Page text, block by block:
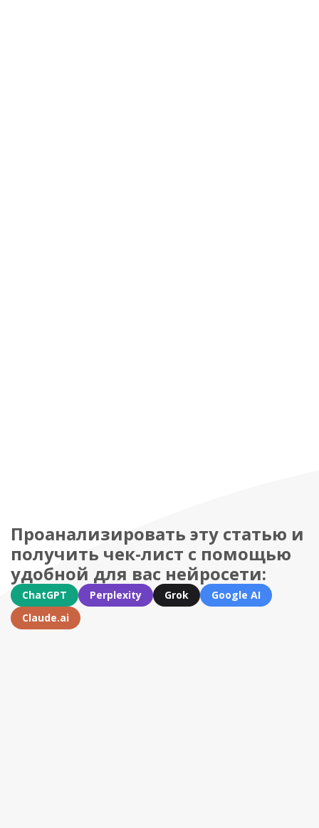
Проанализировать эту статью и
получить чек-лист с помощью
удобной для вас нейросети:
ChatGPT Perplexity Grok
Google AI
Claude.ai